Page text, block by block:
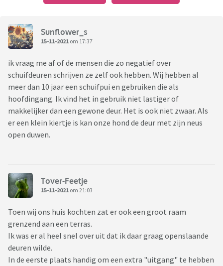
- mocht ik er ooit een serre aan vast willen dat zou ik
niet.
- je hangt er niet even een vliegengordijn voor dus die komen
makkelijk binnen ( of valt het juist mee omdat ze juist weer
makkelijk naar buiten vliegen?)
- je moet hem altijd open schuiven als je naar buiten wil. Een
deur lijkt mij daarin makkelijker. (Hebben ook geen andere
deur naar buiten alleen via een omweg door de garage).
tegen de voordelen
bedankt alvast!
Sunflower_s
15-11-2021 om 17:37
ik vraag me af of de mensen die zo negatief over
schuifdeuren schrijven ze zelf ook hebben. Wij hebben al
meer dan 10 jaar een schuifpui en gebruiken die als
hoofdingang. Ik vind het in gebruik niet lastiger of
makkelijker dan een gewone deur. Het is ook niet zwaar. Als
er een klein kiertje is kan onze hond de deur met zijn neus
open duwen.
Tover-Feetje
15-11-2021 om 21:03
Toen wij ons huis kochten zat er ook een groot raam
grenzend aan een terras.
Ik was er al heel snel over uit dat ik daar graag openslaande
deuren wilde.
In de eerste plaats handig om een extra "uitgang" te hebben